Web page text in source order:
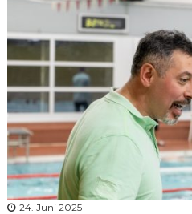
i
e
d
e
r
s
a
c
h
24. Juni 2025